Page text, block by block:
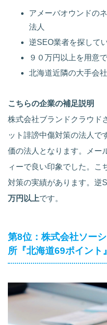
アメーバオウンドの
法人
逆SEO業者を探して
９０万円以上を用意
北海道近隣の大手会
こちらの企業の補足説明
株式会社ブランドクラウド
ット誹謗中傷対策の法人で
価の法人となります。メー
ィーで良い印象でした。こ
対策の実績があります。逆
万円以上です。
第8位：株式会社ソー
所『北海道69ポイント』